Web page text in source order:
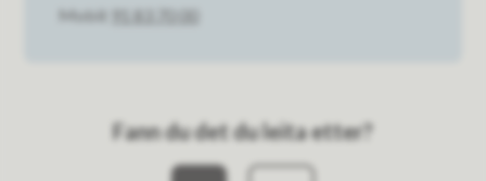
Mobil
91 83 70 00
Fann du det du leita etter?